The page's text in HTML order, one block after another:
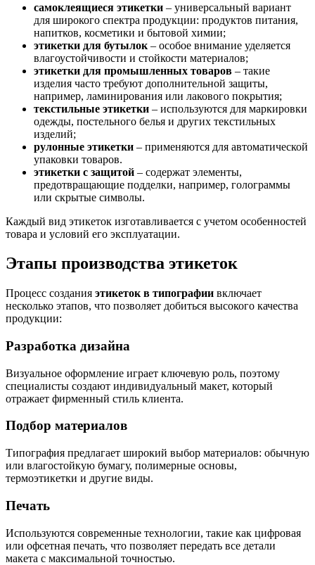
самоклеящиеся этикетки – универсальный вариант
для широкого спектра продукции: продуктов питания,
напитков, косметики и бытовой химии;
этикетки для бутылок – особое внимание уделяется
влагоустойчивости и стойкости материалов;
этикетки для промышленных товаров – такие
изделия часто требуют дополнительной защиты,
например, ламинирования или лакового покрытия;
текстильные этикетки – используются для маркировки
одежды, постельного белья и других текстильных
изделий;
рулонные этикетки – применяются для автоматической
упаковки товаров.
этикетки с защитой – содержат элементы,
предотвращающие подделки, например, голограммы
или скрытые символы.
Каждый вид этикеток изготавливается с учетом особенностей
товара и условий его эксплуатации.
Этапы производства этикеток
Процесс создания этикеток в типографии включает
несколько этапов, что позволяет добиться высокого качества
продукции:
Разработка дизайна
Визуальное оформление играет ключевую роль, поэтому
специалисты создают индивидуальный макет, который
отражает фирменный стиль клиента.
Подбор материалов
Типография предлагает широкий выбор материалов: обычную
или влагостойкую бумагу, полимерные основы,
термоэтикетки и другие виды.
Печать
Используются современные технологии, такие как цифровая
или офсетная печать, что позволяет передать все детали
макета с максимальной точностью.